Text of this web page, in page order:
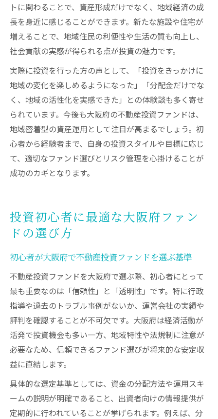
トに関わることで、資産形成だけでなく、地域経済の成
長を身近に感じることができます。新たな施設や住宅が
増えることで、地域住民の利便性や生活の質も向上し、
社会貢献の実感が得られる点が投資の魅力です。
実際に投資を行った方の声として、「投資をきっかけに
地域の変化を楽しめるようになった」「分配金だけでな
く、地域の活性化を実感できた」との体験談も多く寄せ
られています。今後も大阪府の不動産投資ファンドは、
地域密着型の資産運用として注目が高まるでしょう。初
心者から経験者まで、自身の投資スタイルや目標に応じ
て、適切なファンド選びとリスク管理を心掛けることが
成功のカギとなります。
投資初心者に最適な大阪府ファン
ドの選び方
初心者が大阪府で不動産投資ファンドを選ぶ基準
不動産投資ファンドを大阪府で選ぶ際、初心者にとって
最も重要なのは「信頼性」と「透明性」です。特に行政
指導や過去のトラブル事例がないか、運営会社の実績や
評判を確認することが不可欠です。大阪府は経済活動が
活発で投資機会も多い一方、地域特性や法規制に注意が
必要なため、信頼できるファンド選びが将来的な安定収
益に直結します。
具体的な選定基準としては、資金の分配方法や運用スキ
ームの説明が明確であること、出資者向けの情報提供が
定期的に行われていることが挙げられます。例えば、分